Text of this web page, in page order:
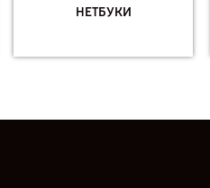
НЕТБУКИ